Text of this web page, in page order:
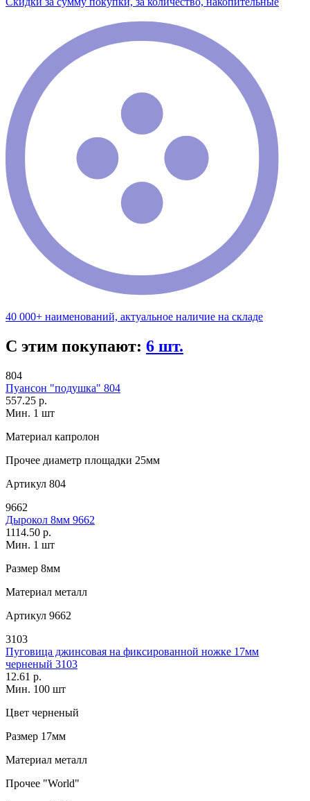
40 000+ наименований, актуальное наличие на складе
С этим покупают: 6 шт.
804
Пуансон "подушка" 804
557.25 р.
Мин. 1 шт
Материал капролон
Прочее диаметр площадки 25мм
Артикул 804
9662
Дырокол 8мм 9662
1114.50 р.
Мин. 1 шт
Размер 8мм
Материал металл
Артикул 9662
3103
Пуговица джинсовая на фиксированной ножке 17мм
черненый 3103
12.61 р.
Мин. 100 шт
Цвет черненый
Размер 17мм
Материал металл
Прочее "World"